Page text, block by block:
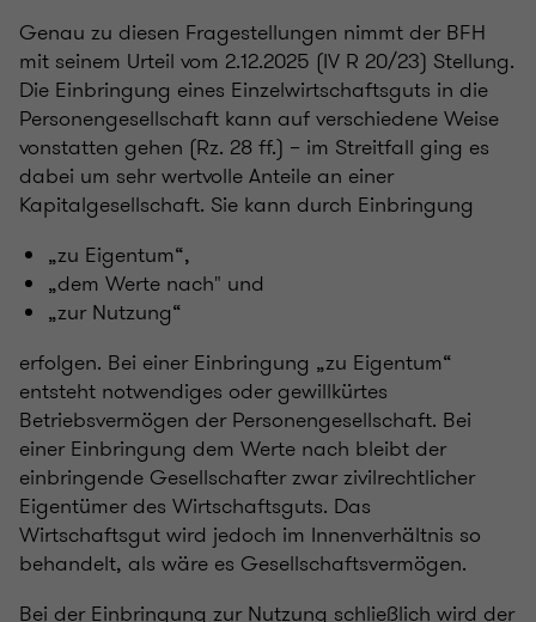
Genau zu diesen Fragestellungen nimmt der BFH
mit seinem Urteil vom 2.12.2025 (IV R 20/23) Stellung.
Die Einbringung eines Einzelwirtschaftsguts in die
Personengesellschaft kann auf verschiedene Weise
vonstatten gehen (Rz. 28 ff.) – im Streitfall ging es
dabei um sehr wertvolle Anteile an einer
Kapitalgesellschaft. Sie kann durch Einbringung
„zu Eigentum“,
„dem Werte nach" und
„zur Nutzung“
erfolgen. Bei einer Einbringung „zu Eigentum“
entsteht notwendiges oder gewillkürtes
Betriebsvermögen der Personengesellschaft. Bei
einer Einbringung dem Werte nach bleibt der
einbringende Gesellschafter zwar zivilrechtlicher
Eigentümer des Wirtschaftsguts. Das
Wirtschaftsgut wird jedoch im Innenverhältnis so
behandelt, als wäre es Gesellschaftsvermögen.
Bei der Einbringung zur Nutzung schließlich wird der